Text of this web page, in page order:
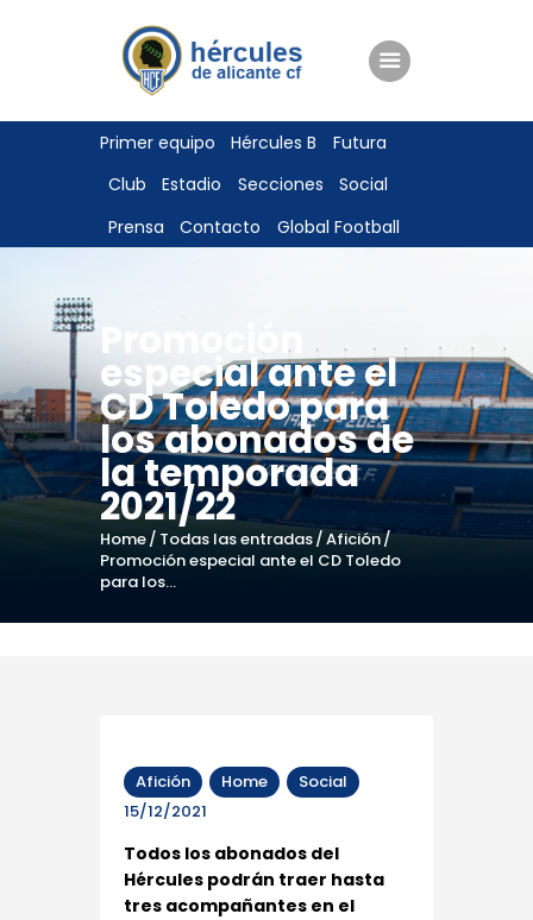
Primer equipo Hércules B
Futura
Club
Estadio Secciones
Social
Prensa
Contacto Global Football
Promoción
especial ante el
CD Toledo para
los abonados de
la temporada
2021/22
Home Todas las entradas Afición
Promoción especial ante el CD Toledo
para los...
ENTRADAS
TIENDA
HÉRCULESCF100
Afición Home
Social
15/12/2021
Todos los abonados del
Hércules podrán traer hasta
tres acompañantes en el